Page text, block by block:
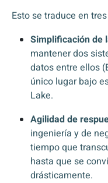
Esto se traduce en
Simplificación de
mantener dos
datos entre ellos
único lugar bajo
Lake.
Agilidad de
ingeniería y de
tiempo que
hasta que se
drásticamente.